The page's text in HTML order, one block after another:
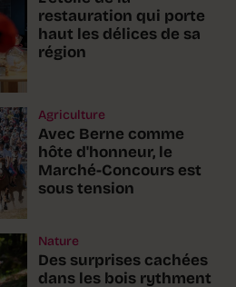
restauration qui porte
haut les délices de sa
région
Agriculture
Avec Berne comme
hôte d'honneur, le
Marché-Concours est
sous tension
Nature
Des surprises cachées
dans les bois rythment